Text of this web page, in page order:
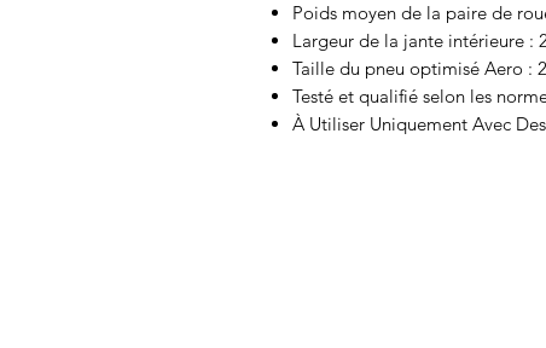
Poids moyen de la paire de
Largeur de la jante intérieure :
Taille du pneu optimisé Aero :
Testé et qualifié selon les
À Utiliser Uniquement Avec